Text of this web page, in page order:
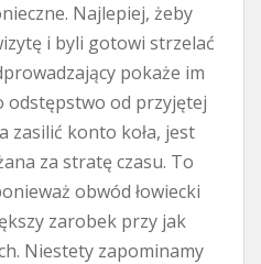
Najlepiej, żeby
i byli gotowi strzelać
pokaże im
odstępstwo od przyjętej
zasilić konto koła, jest
za stratę czasu. To
obwód łowiecki
zarobek przy jak
Niestety zapominamy